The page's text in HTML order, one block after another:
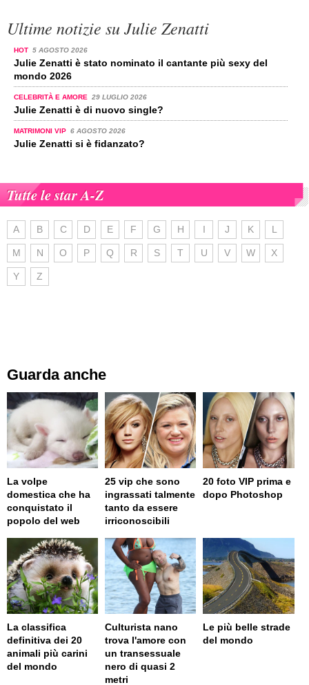
Ultime notizie su Julie Zenatti
HOT 5 AGOSTO 2026
Julie Zenatti è stato nominato il cantante più sexy del
mondo 2026
CELEBRITÀ E AMORE 29 LUGLIO 2026
Julie Zenatti è di nuovo single?
MATRIMONI VIP 6 AGOSTO 2026
Julie Zenatti si è fidanzato?
Tutte le star A-Z
A B C D E F G H I J K L
M N O P Q R S T U V W X
Y Z
Guarda anche
La volpe
domestica che ha
conquistato il
popolo del web
25 vip che sono
ingrassati talmente
tanto da essere
irriconoscibili
20 foto VIP prima e
dopo Photoshop
La classifica
definitiva dei 20
animali più carini
del mondo
Culturista nano
trova l'amore con
un transessuale
nero di quasi 2
metri
Le più belle strade
del mondo